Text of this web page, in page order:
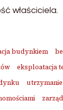
właściciela.
budynkiem
eksploatacja